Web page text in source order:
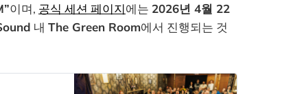
이며, 공식 세션 페이지에는 2026년 4월 22
내 The Green Room에서 진행되는 것